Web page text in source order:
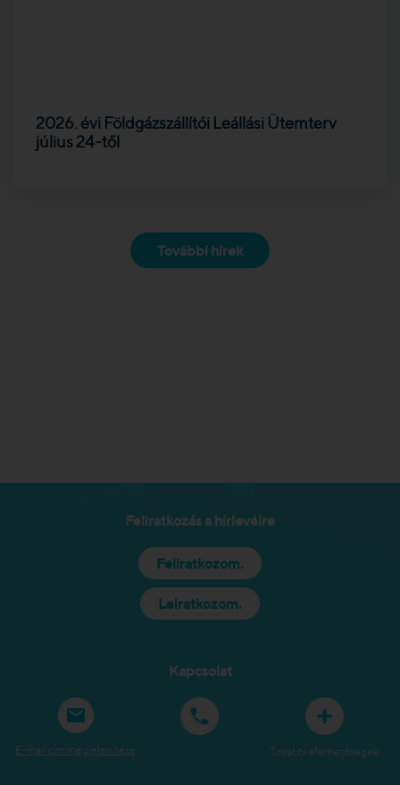
2026. évi Földgázszállítói Leállási Ütemterv
július 24-től
További hírek
Feliratkozás a hírlevélre
Feliratkozom.
Leiratkozom.
Kapcsolat
E-mail cím megjelenítése További elérhetőségek